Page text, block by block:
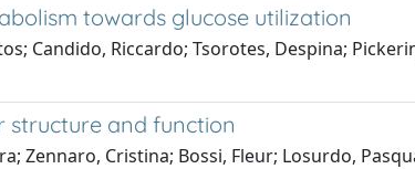
towards glucose utilization
Candido, Riccardo; Tsorotes, Despina;
structure and function
Zennaro, Cristina; Bossi, Fleur; Losurdo,